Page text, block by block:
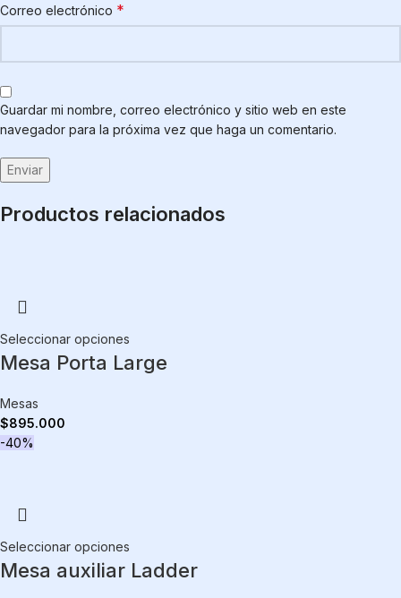
Correo electrónico *
Guardar mi nombre, correo electrónico y sitio web en este
navegador para la próxima vez que haga un comentario.
Productos relacionados
Seleccionar opciones
Mesa Porta Large
Mesas
$895.000
-40%
Seleccionar opciones
Mesa auxiliar Ladder